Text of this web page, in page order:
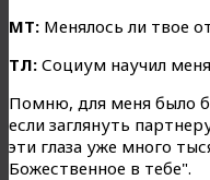
МТ: Менялось ли твое
ТЛ: Социум научил
Помню, для меня было
если заглянуть
эти глаза уже много
Божественное в тебе".